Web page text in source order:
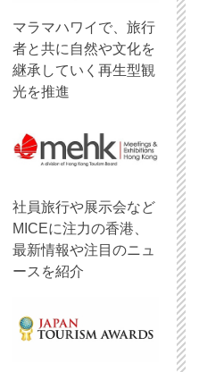
マラマハワイで、旅行
者と共に自然や文化を
継承していく再生型観
光を推進
社員旅行や展示会など
MICEに注力の香港、
最新情報や注目のニュ
ースを紹介